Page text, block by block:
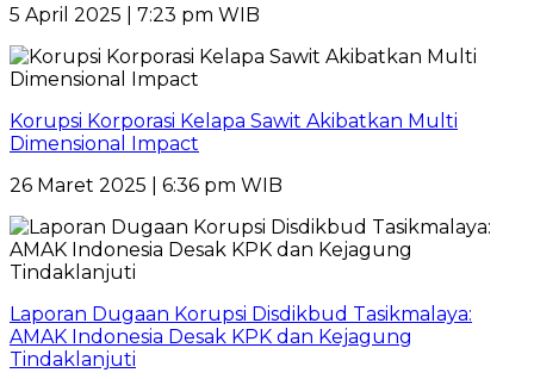
5 April 2025 | 7:23 pm WIB
Korupsi Korporasi Kelapa Sawit Akibatkan Multi
Dimensional Impact
26 Maret 2025 | 6:36 pm WIB
Laporan Dugaan Korupsi Disdikbud Tasikmalaya:
AMAK Indonesia Desak KPK dan Kejagung
Tindaklanjuti